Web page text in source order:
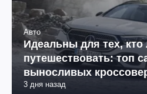
Авто
Идеальны для тех, кто
путешествовать: топ
выносливых
3 дня назад